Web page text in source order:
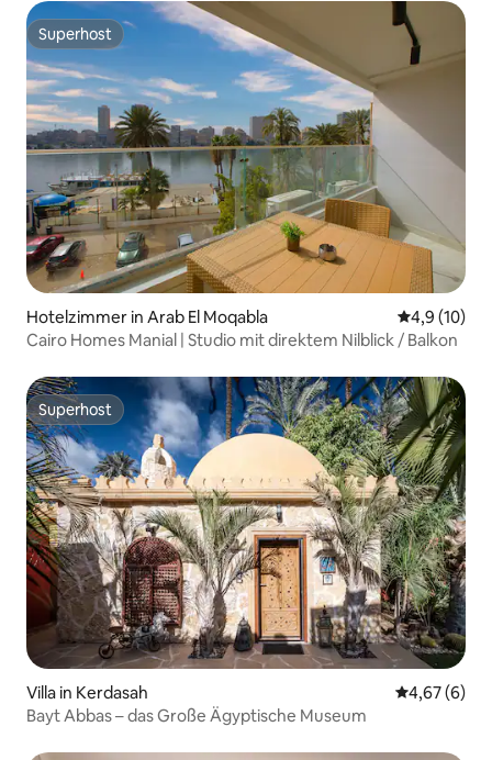
Superhost
Superhost
Hotelzimmer in Arab El Moqabla
4,9 (10)
Cairo Homes Manial | Studio mit direktem Nilblick / Balkon
Superhost
Superhost
Villa in Kerdasah
4,67 (6)
Bayt Abbas – das Große Ägyptische Museum